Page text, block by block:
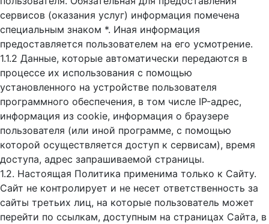
сервисов (оказания услуг) информация помечена
специальным знаком *. Иная информация
предоставляется пользователем на его усмотрение.
1.1.2 Данные, которые автоматически передаются в
процессе их использования с помощью
установленного на устройстве пользователя
программного обеспечения, в том числе IP-адрес,
информация из cookie, информация о браузере
пользователя (или иной программе, с помощью
которой осуществляется доступ к cервисам), время
доступа, адрес запрашиваемой страницы.
1.2. Настоящая Политика применима только к Сайту.
Сайт не контролирует и не несет ответственность за
сайты третьих лиц, на которые пользователь может
перейти по ссылкам, доступным на страницах Сайта, в